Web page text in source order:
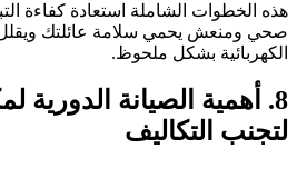
هذه الخطوات الشاملة استعادة كفاءة
صحي ومنعش يحمي سلامة عائلتك
الكهربائية بشكل ملحوظ.
8. أهمية الصيانة الدورية
لتجنب التكاليف